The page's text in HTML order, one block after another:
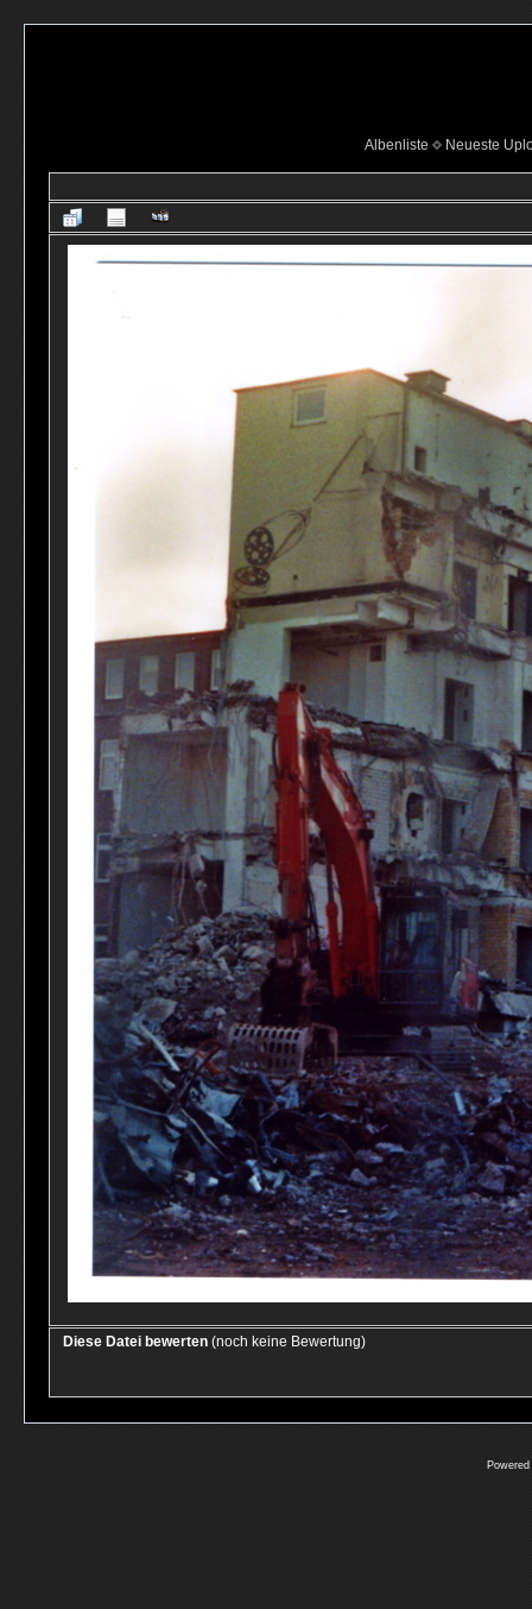
Albenliste Neueste
Diese Datei bewerten (noch keine Bewertung)